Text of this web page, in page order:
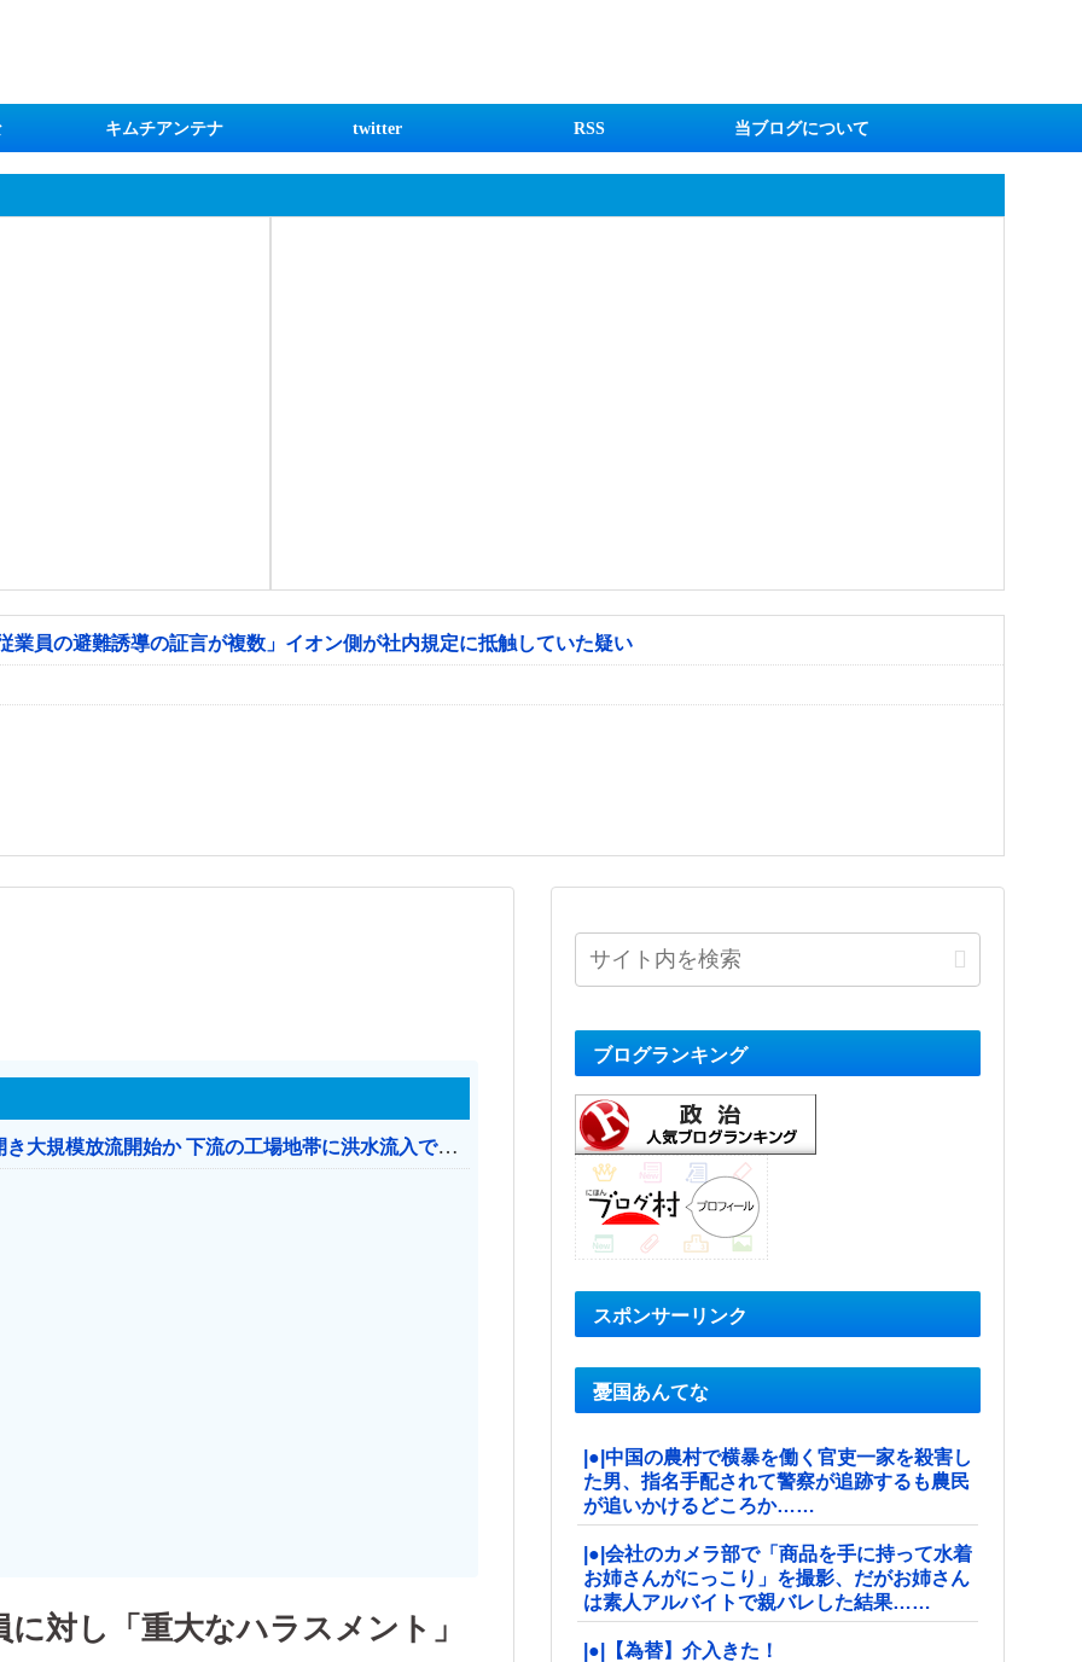
キムチアンテナ twitter RSS 当ブログについて
業員の避難誘導の証言が複数」イオン側が社内規定に抵触していた疑い
【おわった】 三峡ダム、豪雨で13基の水門を開き大規模放流開始か 下流の工場地帯に洪水流入で崩壊はじまる
対し「重大なハラスメント」
ブログランキング
スポンサーリンク
憂国あんてな
|●|中国の農村で横暴を働く官吏一家を殺害し
た男、指名手配されて警察が追跡するも農民
が追いかけるどころか……
|●|会社のカメラ部で「商品を手に持って水着
お姉さんがにっこり」を撮影、だがお姉さん
は素人アルバイトで親バレした結果……
|●|【為替】介入きた！